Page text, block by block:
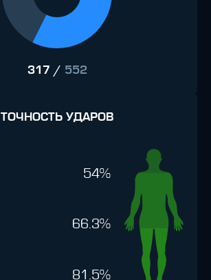
317 / 552
ТОЧНОСТЬ УДАРОВ
54%
66.3%
81.5%